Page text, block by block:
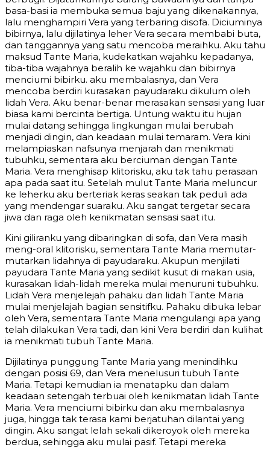
basa-basi ia membuka semua baju yang dikenakannya,
lalu menghampiri Vera yang terbaring disofa. Diciuminya
bibirnya, lalu dijilatinya leher Vera secara membabi buta,
dan tanggannya yang satu mencoba meraihku. Aku tahu
maksud Tante Maria, kudekatkan wajahku kepadanya,
tiba-tiba wajahnya beralih ke wajahku dan bibirnya
menciumi bibirku. aku membalasnya, dan Vera
mencoba berdiri kurasakan payudaraku dikulum oleh
lidah Vera. Aku benar-benar merasakan sensasi yang luar
biasa kami bercinta bertiga. Untung waktu itu hujan
mulai datang sehingga lingkungan mulai berubah
menjadi dingin, dan keadaan mulai temaram. Vera kini
melampiaskan nafsunya menjarah dan menikmati
tubuhku, sementara aku berciuman dengan Tante
Maria. Vera menghisap klitorisku, aku tak tahu perasaan
apa pada saat itu. Setelah mulut Tante Maria meluncur
ke leherku aku berteriak keras seakan tak peduli ada
yang mendengar suaraku. Aku sangat tergetar secara
jiwa dan raga oleh kenikmatan sensasi saat itu.
Kini giliranku yang dibaringkan di sofa, dan Vera masih
meng-oral klitorisku, sementara Tante Maria memutar-
mutarkan lidahnya di payudaraku. Akupun menjilati
payudara Tante Maria yang sedikit kusut di makan usia,
kurasakan lidah-lidah mereka mulai menuruni tubuhku.
Lidah Vera menjelejah pahaku dan lidah Tante Maria
mulai menjelajah bagian sensitifku. Pahaku dibuka lebar
oleh Vera, sementara Tante Maria mengulangi apa yang
telah dilakukan Vera tadi, dan kini Vera berdiri dan kulihat
ia menikmati tubuh Tante Maria.
Dijilatinya punggung Tante Maria yang menindihku
dengan posisi 69, dan Vera menelusuri tubuh Tante
Maria. Tetapi kemudian ia menatapku dan dalam
keadaan setengah terbuai oleh kenikmatan lidah Tante
Maria. Vera menciumi bibirku dan aku membalasnya
juga, hingga tak terasa kami berjatuhan dilantai yang
dingin. Aku sangat lelah sekali dikeroyok oleh mereka
berdua, sehingga aku mulai pasif. Tetapi mereka